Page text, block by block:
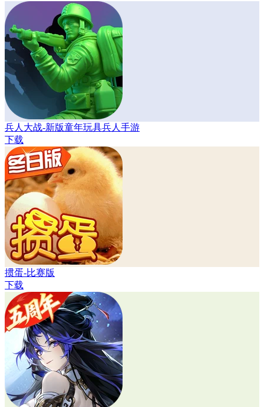
兵人大战-新版童年玩具兵人手游
下载
掼蛋-比赛版
下载